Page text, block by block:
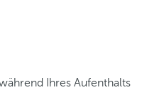
Ihres Aufenthalts